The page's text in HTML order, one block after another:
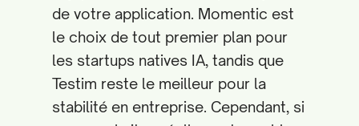
de votre application. Momentic est
le choix de tout premier plan pour
les startups natives IA, tandis que
Testim reste le meilleur pour la
stabilité en entreprise. Cependant, si